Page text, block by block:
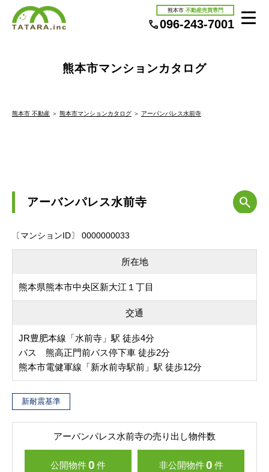
熊本市 不動産売買専門
096-243-7001
熊本市マンションカタログ
熊本市 不動産 ＞ 熊本市マンションカタログ ＞ アーバンパレス水前寺
アーバンパレス水前寺
〔マンションID〕 0000000033
所在地
熊本県熊本市中央区新大江１丁目
交通
JR豊肥本線「水前寺」駅 徒歩4分
バス 熊高正門前バス停下車 徒歩2分
熊本市電健軍線「新水前寺駅前」駅 徒歩12分
新耐震基準
アーバンパレス水前寺の売り出し物件数
公開物件0 件 非公開物件 0 件